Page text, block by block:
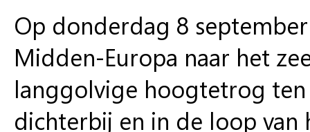
Op donderdag 8
Midden-Europa naar het
langgolvige hoogtetrog
dichterbij en in de loop van